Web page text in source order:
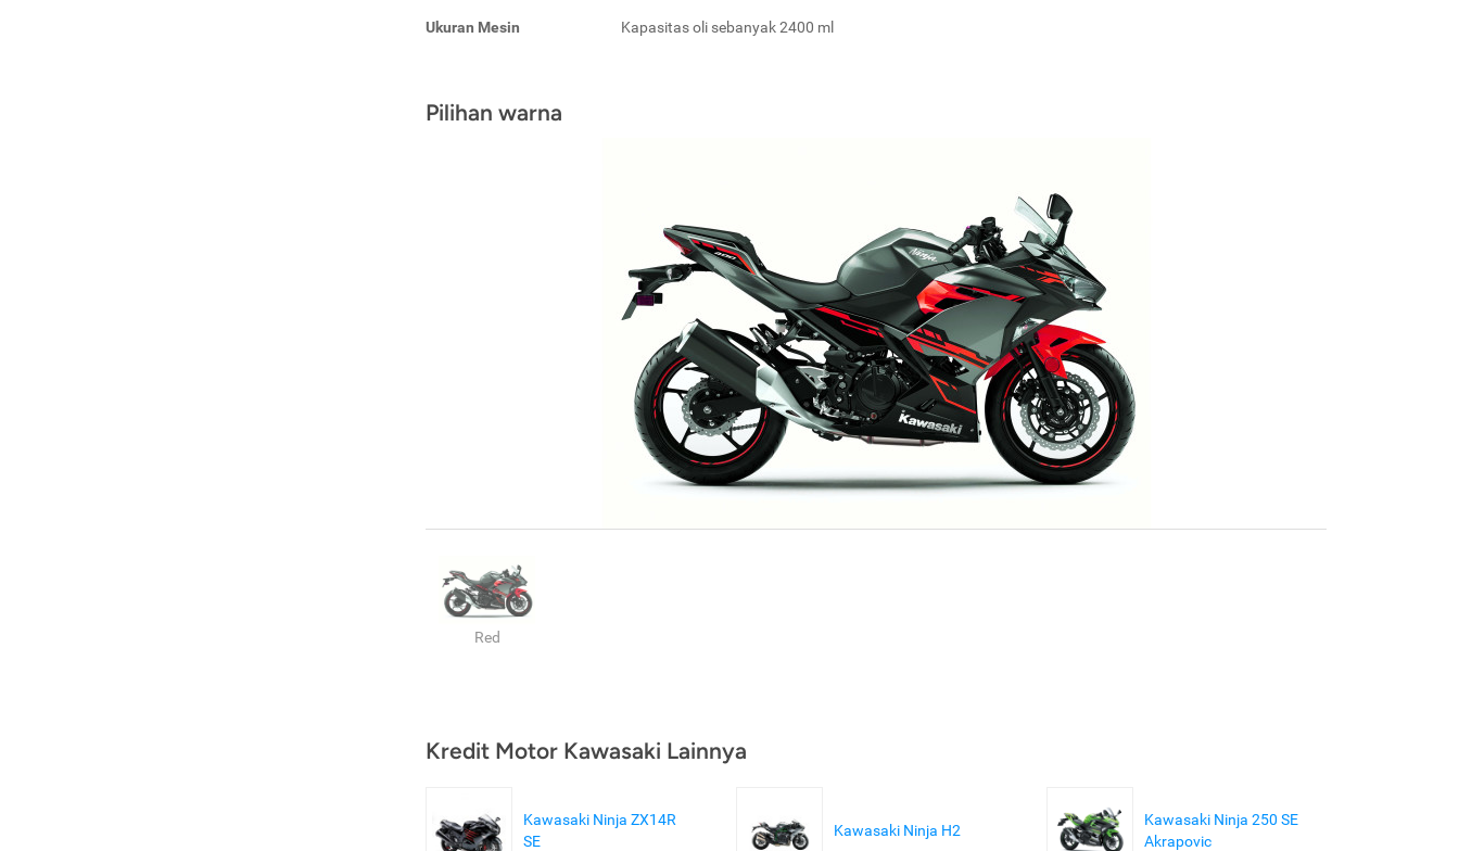
Ukuran Mesin Kapasitas oli sebanyak 2400 ml
Pilihan warna
Red
Kredit Motor Kawasaki Lainnya
Kawasaki Ninja ZX14R
SE
Kawasaki Ninja H2
Kawasaki Ninja 250 SE
Akrapovic